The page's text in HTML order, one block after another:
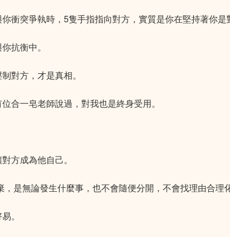
衝突爭執時，5隻手指指向對方，實質是你在堅持著你是
抗衡中。
對方，才是真相。
合一皂老師說過，對我也是終身受用。
方成為他自己。
是無論發生什麼事，也不會隨便分開，不會找理由合理
。